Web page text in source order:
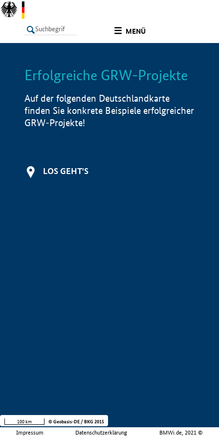
MENÜ
LISTE Info
Erfolgreiche GRW-Projekte
Auf der folgenden Deutschlandkarte
finden Sie konkrete Beispiele erfolgreicher
GRW-Projekte!
LOS GEHT'S
Impressum Datenschutzerklärung BMWi.de, 2021 ©
100 km © Geobasis-DE / BKG 2015